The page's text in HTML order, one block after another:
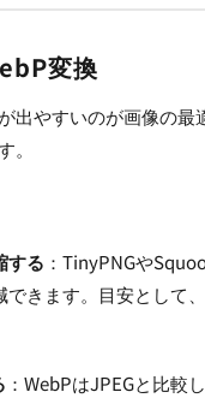
変換
出やすいのが画像の
。
する ：TinyPNGや
できます。目安として
：WebPはJPEGと比較